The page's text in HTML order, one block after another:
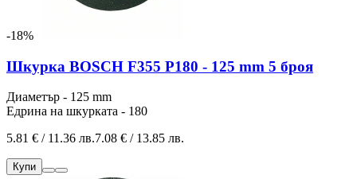
-18%
Шкурка BOSCH F355 P180 - 125 mm 5 броя
Диаметър - 125 mm
Едрина на шкурката - 180
5.81 € / 11.36 лв.7.08 € / 13.85 лв.
Купи